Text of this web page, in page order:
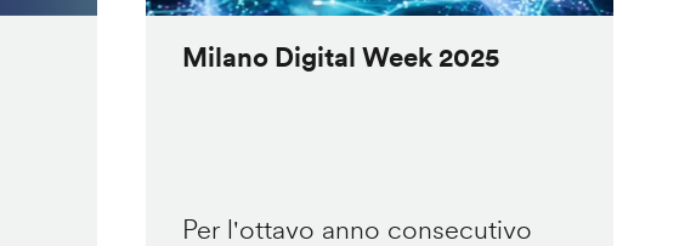
Milano Digital Week 2025
Per l'ottavo anno consecutivo